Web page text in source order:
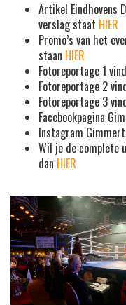
Artikel Eindhovens
verslag staat HIER
Promo’s van het
staan HIER
Fotoreportage 1
Fotoreportage 2
Fotoreportage 3
Facebookpagina
Instagram
Wil je de complete
dan HIER